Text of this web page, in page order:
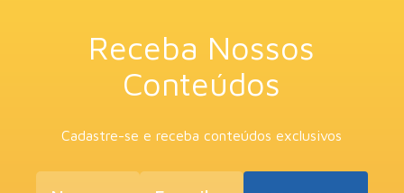
Receba Nossos
Conteúdos
Cadastre-se e receba conteúdos exclusivos